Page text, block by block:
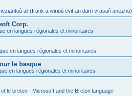
all (frank a wirioù evit an darn vrasañ anezho)
Corp.
en langues régionales et minoritaires
en langues régionales et minoritaires
le basque
en langues régionales et minoritaires
le breton - Microsoft and the Breton language